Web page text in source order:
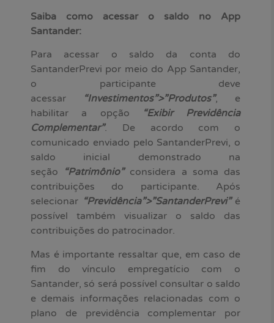
Saiba como acessar o saldo no App
Santander:
Para acessar o saldo da conta do
SantanderPrevi por meio do App Santander,
o participante deve
acessar
“Investimentos”>”Produtos”, e
habilitar a opção
“Exibir Previdência
Complementar”. De acordo com o
comunicado enviado pelo SantanderPrevi, o
saldo inicial demonstrado na
seção
“Patrimônio”considera a soma das
contribuições do participante. Após
selecionar “Previdência”>”SantanderPrevi”é
possível também visualizar o saldo das
contribuições do patrocinador.
Mas é importante ressaltar que, em caso de
fim do vínculo empregatício com o
Santander, só será possível consultar o saldo
e demais informações relacionadas com o
plano de previdência complementar por